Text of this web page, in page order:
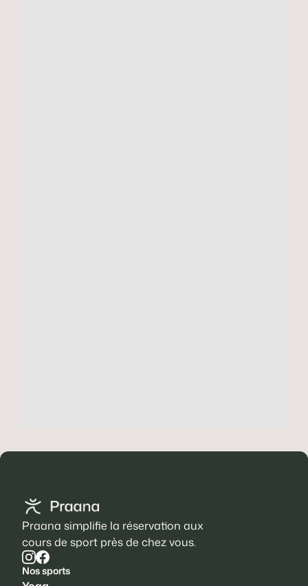
Praana simplifie la réservation aux
cours de sport près de chez vous.
Nos sports